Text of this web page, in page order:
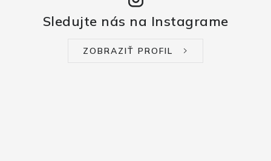
Sledujte nás na Instagrame
ZOBRAZIŤ PROFIL